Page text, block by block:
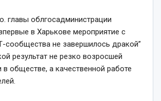
главы облгосадминистрации
в Харькове мероприятие с
сообщества не завершилось дракой”
результат не резко возросшей
в обществе, а качественной работе